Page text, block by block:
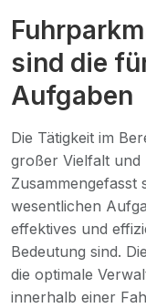
sind die
Aufgaben
Die Tätigkeit im
großer Vielfalt und
wesentlichen
effektives und
Bedeutung sind.
die optimale
innerhalb einer